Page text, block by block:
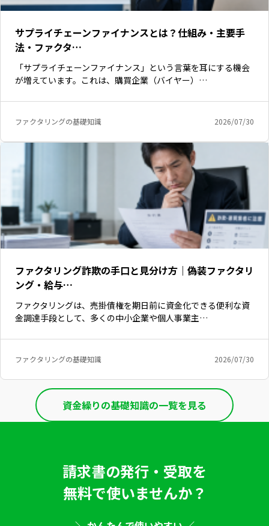
サプライチェーンファイナンスとは？仕組み・主要手
法・ファクタ…
「サプライチェーンファイナンス」という言葉を耳にする機会
が増えています。これは、購買企業（バイヤー）…
ファクタリングの基礎知識 2026/07/30
ファクタリング詐欺の手口と見分け方｜偽装ファクタリ
ング・給与…
ファクタリングは、売掛債権を期日前に資金化できる便利な資
金調達手段として、多くの中小企業や個人事業主…
ファクタリングの基礎知識 2026/07/30
資金繰りの基礎知識の一覧を見る
いますぐ無料登録
請求書の発行・受取を
無料で使いませんか？